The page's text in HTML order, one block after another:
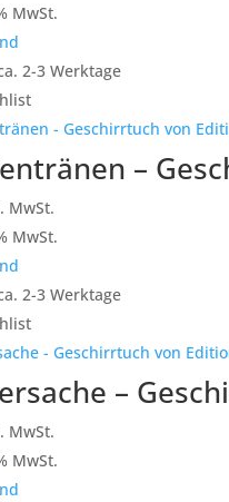
MwSt.
2-3 Werktage
–
MwSt.
MwSt.
2-3 Werktage
–
MwSt.
MwSt.